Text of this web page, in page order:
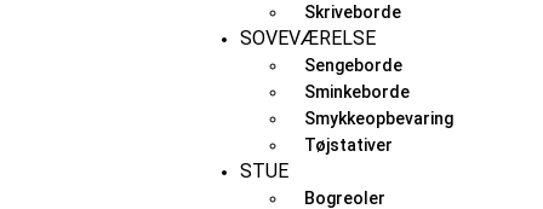
Skriveborde
SOVEVÆRELSE
Sengeborde
Sminkeborde
Smykkeopbevaring
Tøjstativer
STUE
Bogreoler